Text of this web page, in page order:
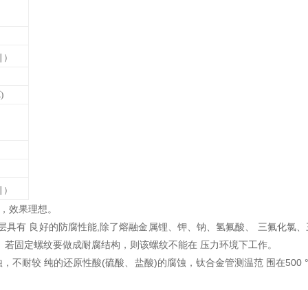
）
)
）
效果理想。
有 良好的防腐性能,除了熔融金属锂、钾、钠、氢氟酸、 三氟化氯、
固定螺纹要做成耐腐结构，则该螺纹不能在 压力环境下工作。
不耐较 纯的还原性酸(硫酸、盐酸)的腐蚀，钛合金管测温范 围在500